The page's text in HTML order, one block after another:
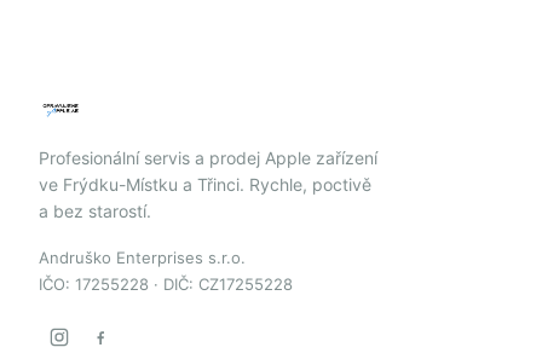
Profesionální servis a prodej Apple zařízení
ve Frýdku-Místku a Třinci. Rychle, poctivě
a bez starostí.
Andruško Enterprises s.r.o.
IČO: 17255228 · DIČ: CZ17255228